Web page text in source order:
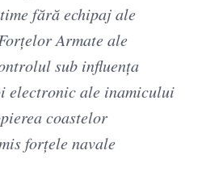
fără echipaj ale
Armate ale
sub influența
electronic ale inamicului
coastelor
forțele navale